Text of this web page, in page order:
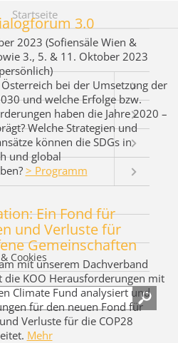
Startseite
Cookies
3.0
2023 (Sofiensäle Wien &
3., 5. & 11. Oktober 2023
bei der Umsetzung der
und welche Erfolge bzw.
haben die Jahre 2020 –
Welche Strategien und
können die SDGs in
und global
> Programm
Ein Fond für
und Verluste für
Gemeinschaften
mit unserem Dachverband
die KOO Herausforderungen mit
Climate Fund analysiert und
für den neuen Fond für
Verluste für die COP28
Mehr